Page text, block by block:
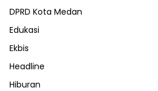
DPRD Kota Medan
Edukasi
Ekbis
Headline
Hiburan